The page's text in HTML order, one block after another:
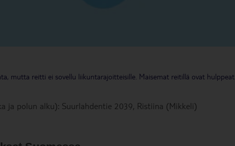
mutta reitti ei sovellu liikuntarajoitteisille. Maisemat reitillä ovat hulppeat.
ja polun alku): Suurlahdentie 2039, Ristiina (Mikkeli)